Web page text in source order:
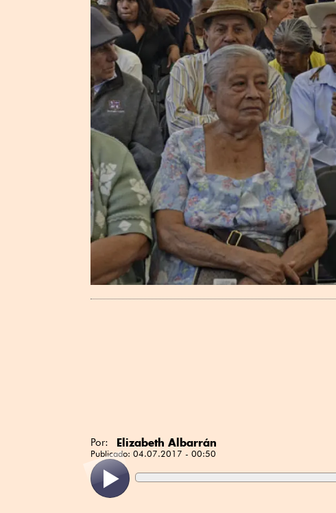
Por: Elizabeth Albarrán
Publicado: 04.07.2017 - 00:50